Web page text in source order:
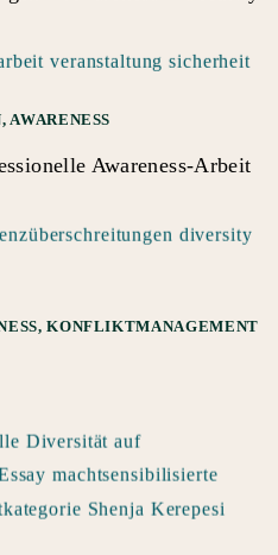
, AWARENESS
Awareness-Arbeit
,KONFLIKTMANAGEMENT